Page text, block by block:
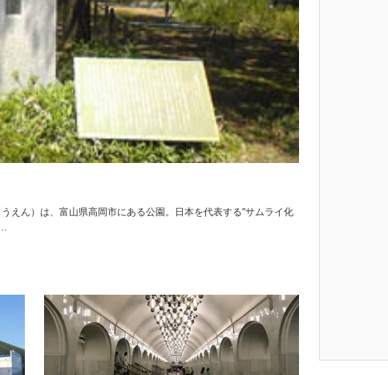
えん）は、富山県高岡市にある公園。日本を代表する"サムライ化